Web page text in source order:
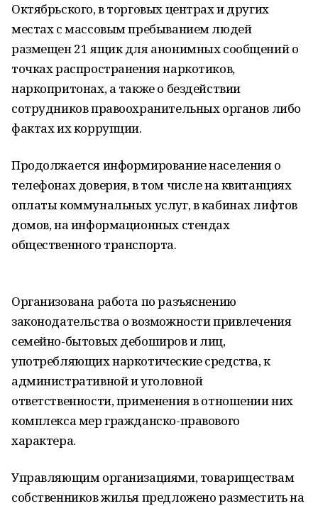
Октябрьского, в торговых центрах и других
местах с массовым пребыванием людей
размещен 21 ящик для анонимных сообщений о
точках распространения наркотиков,
наркопритонах, а также о бездействии
сотрудников правоохранительных органов либо
фактах их коррупции.
Продолжается информирование населения о
телефонах доверия, в том числе на квитанциях
оплаты коммунальных услуг, в кабинах лифтов
домов, на информационных стендах
общественного транспорта.
Организована работа по разъяснению
законодательства о возможности привлечения
семейно-бытовых дебоширов и лиц,
употребляющих наркотические средства, к
административной и уголовной
ответственности, применения в отношении них
комплекса мер гражданско-правового
характера.
Управляющим организациями, товариществам
собственников жилья предложено разместить на